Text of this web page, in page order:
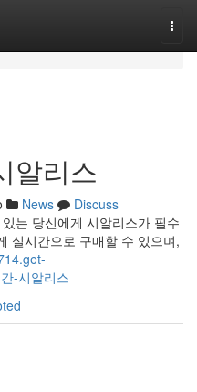
알리스
News
Discuss
는 당신에게 시알리스가 필수
실시간으로 구매할 수 있으며,
-시알리스